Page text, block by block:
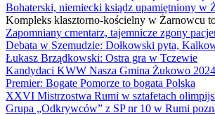
Bohaterski, niemiecki ksiądz upamiętniony w
Kompleks klasztorno-kościelny w Żarnowcu to
Zapomniany cmentarz, tajemnicze zgony
Debata w Szemudzie: Dołkowski pyta,
Łukasz Brządkowski: Ostra gra w Tczewie
Kandydaci KWW Nasza Gmina Żukowo 2024
Premier: Bogate Pomorze to bogata Polska
XXVI Mistrzostwa Rumi w sztafetach
Grupa „Odkrywców” z SP nr 10 w Rumi